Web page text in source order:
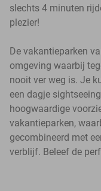
slechts 4 minuten
plezier!
De vakantieparken
omgeving waarbij
nooit ver weg is. Je
een dagje
hoogwaardige
vakantieparken,
gecombineerd met
verblijf. Beleef de